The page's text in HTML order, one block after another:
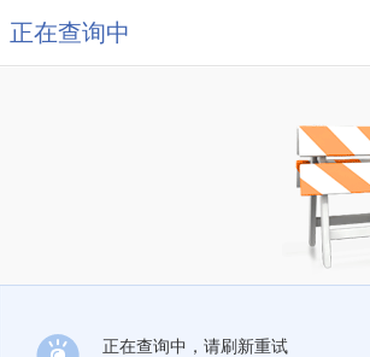
正在查询中
正在查询中，请刷新重试